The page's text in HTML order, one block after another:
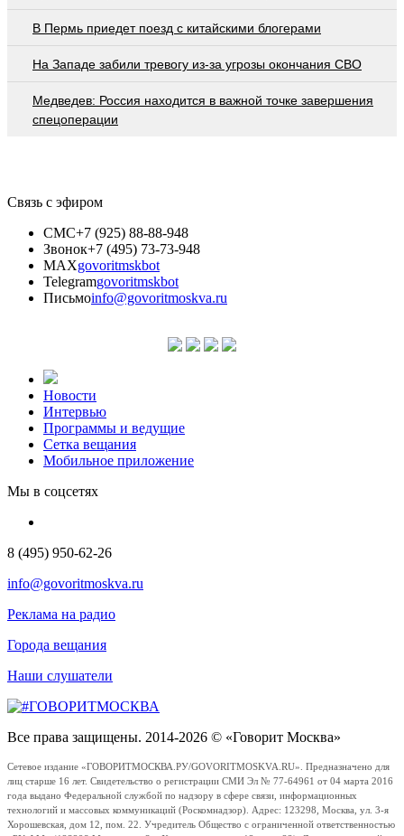
В Пермь приедет поезд с китайскими блогерами
На Западе забили тревогу из-за угрозы окончания СВО
Медведев: Россия находится в важной точке завершения
спецоперации
Связь с эфиром
СМС+7 (925) 88-88-948
Звонок+7 (495) 73-73-948
MAXgovoritmskbot
Telegramgovoritmskbot
Письмоinfo@govoritmoskva.ru
Новости
Интервью
Программы и ведущие
Сетка вещания
Мобильное приложение
Мы в соцсетях
8 (495) 950-62-26
info@govoritmoskva.ru
Реклама на радио
Города вещания
Наши слушатели
Все права защищены. 2014-2026 © «Говорит Москва»
Сетевое издание «ГОВОРИТМОСКВА.РУ/GOVORITMOSKVA.RU». Предназначено для
лиц старше 16 лет. Свидетельство о регистрации СМИ Эл № 77-64961 от 04 марта 2016
года выдано Федеральной службой по надзору в сфере связи, информационных
технологий и массовых коммуникаций (Роскомнадзор). Адрес: 123298, Москва, ул. 3-я
Хорошевская, дом 12, пом. 22. Учредитель Общество с ограниченной ответственностью